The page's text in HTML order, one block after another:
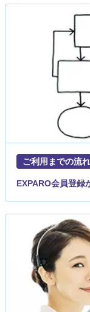
ご利用までの流れ
EXPARO会員登録